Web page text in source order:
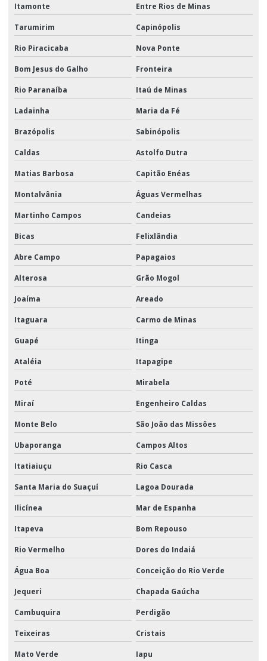
Itamonte Entre Rios de Minas
Tarumirim Capinópolis
Rio Piracicaba Nova Ponte
Bom Jesus do Galho Fronteira
Rio Paranaíba Itaú de Minas
Ladainha Maria da Fé
Brazópolis Sabinópolis
Caldas Astolfo Dutra
Matias Barbosa Capitão Enéas
Montalvânia Águas Vermelhas
Martinho Campos Candeias
Bicas Felixlândia
Abre Campo Papagaios
Alterosa Grão Mogol
Joaíma Areado
Itaguara Carmo de Minas
Guapé Itinga
Ataléia Itapagipe
Poté Mirabela
Miraí Engenheiro Caldas
Monte Belo São João das Missões
Ubaporanga Campos Altos
Itatiaiuçu Rio Casca
Santa Maria do Suaçuí Lagoa Dourada
Ilicínea Mar de Espanha
Itapeva Bom Repouso
Rio Vermelho Dores do Indaiá
Água Boa Conceição do Rio Verde
Jequeri Chapada Gaúcha
Cambuquira Perdigão
Teixeiras Cristais
Mato Verde Iapu